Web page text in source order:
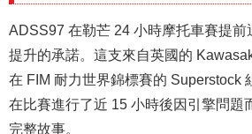
ADSS97 在勒芒 24 小時摩托車賽提前
提升的承諾。這支來自英國的
在 FIM 耐力世界錦標賽的 Superstock
在比賽進行了近 15 小時後因引擎問題
完整故事。